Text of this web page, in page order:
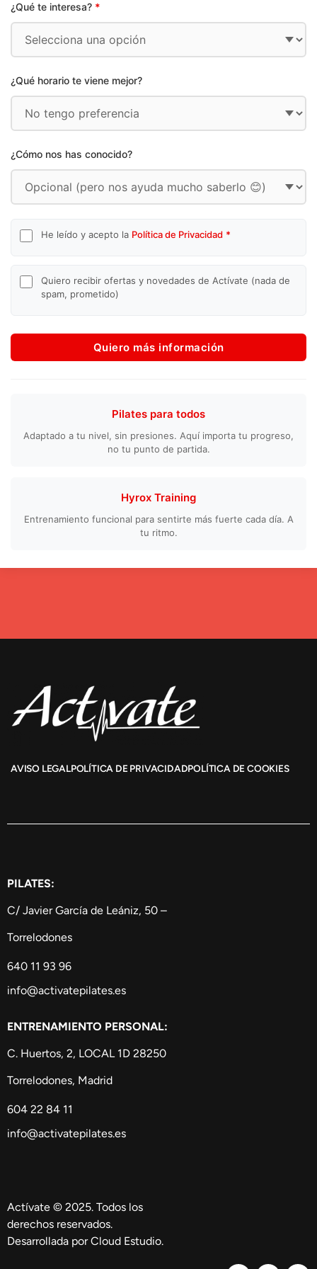
¿Qué te interesa? *
¿Qué horario te viene mejor?
¿Cómo nos has conocido?
He leído y acepto la Política de Privacidad *
Quiero recibir ofertas y novedades de Actívate (nada de
spam, prometido)
Quiero más información
Pilates para todos
Adaptado a tu nivel, sin presiones. Aquí importa tu progreso,
no tu punto de partida.
Hyrox Training
Entrenamiento funcional para sentirte más fuerte cada día. A
tu ritmo.
AVISO LEGALPOLÍTICA DE PRIVACIDADPOLÍTICA DE COOKIES
PILATES:
C/ Javier García de Leániz, 50 –
Torrelodones
640 11 93 96
info@activatepilates.es
ENTRENAMIENTO PERSONAL:
C. Huertos, 2, LOCAL 1D 28250
Torrelodones, Madrid
604 22 84 11
info@activatepilates.es
Actívate © 2025. Todos los
derechos reservados.
Desarrollada por Cloud Estudio.